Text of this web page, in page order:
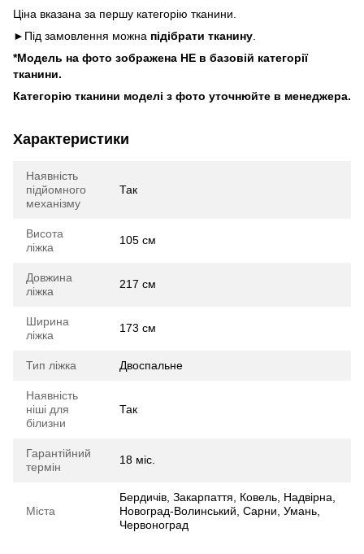
Ціна вказана за першу категорію тканини.
►Під замовлення можна підібрати тканину
*Модель на фото зображена НЕ в базовій категорії
тканини.
Категорію тканини моделі з фото уточнюйте в менеджера.
Характеристики
Наявність
підйомного
механізму
Так
Висота
ліжка
105 см
Довжина
ліжка
217 см
Ширина
ліжка
173 см
Тип ліжка Двоспальне
Наявність
ніші для
білизни
Так
Гарантійний
термін
18 міс.
Міста
Бердичів, Закарпаття, Ковель, Надвірна,
Новоград-Волинський, Сарни, Умань,
Червоноград